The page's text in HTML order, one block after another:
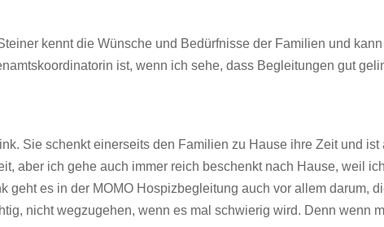
kennt die Wünsche und Bedürfnisse der Familien und
ist, wenn ich sehe, dass Begleitungen gut
Sie schenkt einerseits den Familien zu Hause ihre Zeit und ist
aber ich gehe auch immer reich beschenkt nach Hause, weil
geht es in der MOMO Hospizbegleitung auch vor allem darum,
nicht wegzugehen, wenn es mal schwierig wird. Denn wenn